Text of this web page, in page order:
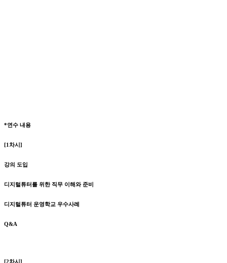
*연수 내용
[1차시]
강의 도입
디지털튜터를 위한 직무 이해와 준비
디지털튜터 운영학교 우수사례
Q&A
[2차시]